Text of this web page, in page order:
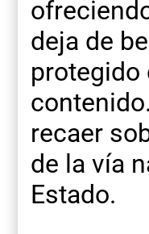
deja de
protegido
recaer
de la vía
Estado.